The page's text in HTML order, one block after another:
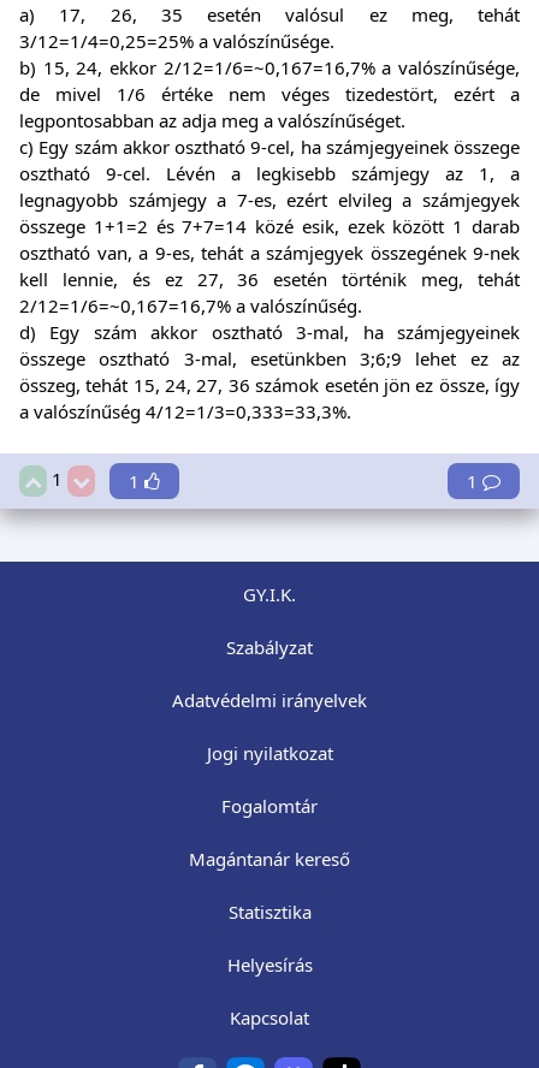
a) 17, 26, 35 esetén valósul ez meg, tehát
3/12=1/4=0,25=25% a valószínűsége.
b) 15, 24, ekkor 2/12=1/6=~0,167=16,7% a valószínűsége,
de mivel 1/6 értéke nem véges tizedestört, ezért a
legpontosabban az adja meg a valószínűséget.
c) Egy szám akkor osztható 9-cel, ha számjegyeinek összege
osztható 9-cel. Lévén a legkisebb számjegy az 1, a
legnagyobb számjegy a 7-es, ezért elvileg a számjegyek
összege 1+1=2 és 7+7=14 közé esik, ezek között 1 darab
osztható van, a 9-es, tehát a számjegyek összegének 9-nek
kell lennie, és ez 27, 36 esetén történik meg, tehát
2/12=1/6=~0,167=16,7% a valószínűség.
d) Egy szám akkor osztható 3-mal, ha számjegyeinek
összege osztható 3-mal, esetünkben 3;6;9 lehet ez az
összeg, tehát 15, 24, 27, 36 számok esetén jön ez össze, így
a valószínűség 4/12=1/3=0,333=33,3%.
1 1 1
GY.I.K.
Szabályzat
Adatvédelmi irányelvek
Jogi nyilatkozat
Fogalomtár
Magántanár kereső
Statisztika
Helyesírás
Kapcsolat